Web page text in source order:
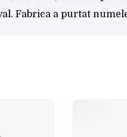
Fabrica a purtat